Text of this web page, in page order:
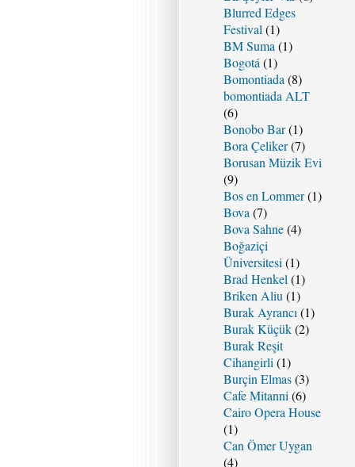
Blurred Edges
Festival (1)
BM Suma (1)
Bogotá (1)
Bomontiada (8)
bomontiada ALT
(6)
Bonobo Bar(1)
Bora Çeliker(7)
Borusan Müzik Evi
(9)
Bos en Lommer(1)
Bova (7)
Bova Sahne(4)
Boğaziçi
Üniversitesi (1)
Brad Henkel (1)
Briken Aliu (1)
Burak Ayrancı (1)
Burak Küçük(2)
Burak Reşit
Cihangirli (1)
Burçin Elmas(3)
Cafe Mitanni (6)
Cairo Opera House
(1)
Can Ömer Uygan
(4)